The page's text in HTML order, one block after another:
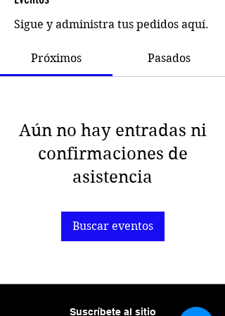
Sigue y administra tus pedidos aquí.
Próximos Pasados
Aún no hay entradas ni
confirmaciones de
asistencia
Buscar eventos
Suscríbete al sitio